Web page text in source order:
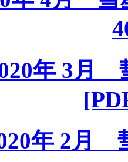
年 3月
年 2月